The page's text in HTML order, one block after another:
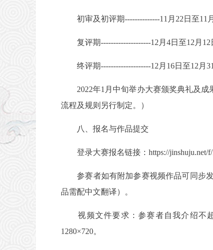
初审及初评期--------------11月22日至11
复评期--------------------12月4日至12月12
终评期--------------------12月16日至12月
2022年1月中旬举办大赛颁奖典礼及成
流程及规则另行制定。）
八、报名与作品提交
登录大赛报名链接：https://jinshuju.net/f/
参赛者如有附加参赛视频作品可同步发
品需配中文翻译）。
视频文件要求：参赛者自我介绍不超
1280×720。